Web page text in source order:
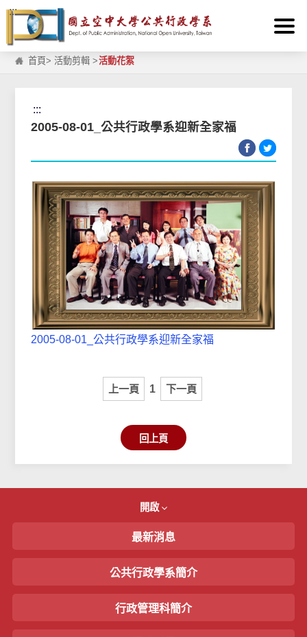
跳到主要內容區塊
:::
首頁>活動剪輯 >活動花絮
:::
2005-08-01_公共行政學系迎新全家福
2005-08-01_公共行政學系迎新全家福
上一頁 1 下一頁
回上頁
開啟
最新消息
公共行政學系簡介
行政管理科簡介